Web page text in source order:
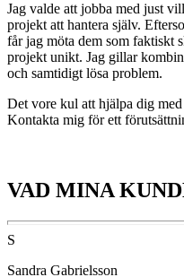
Jag valde att jobba med just
projekt att hantera själv.
får jag möta dem som faktiskt
projekt unikt. Jag gillar
och samtidigt lösa problem.
Det vore kul att hjälpa dig
Kontakta mig för ett
VAD MINA
S
Sandra Gabrielsson